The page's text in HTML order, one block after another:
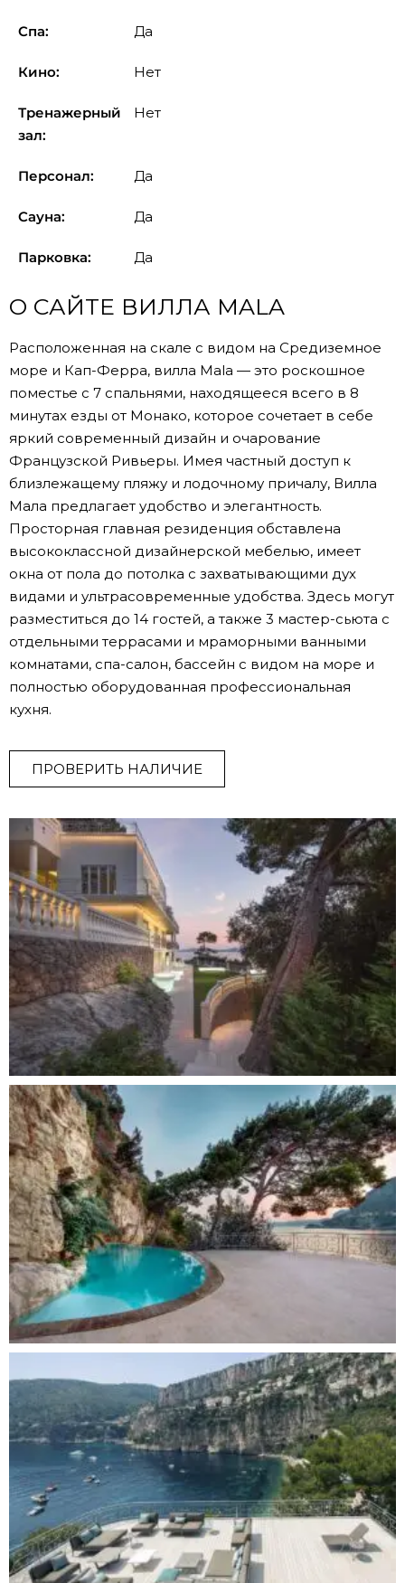
Спа: Да
Кино: Нет
Тренажерный
зал:
Нет
Персонал: Да
Сауна: Да
Парковка: Да
О САЙТЕ ВИЛЛА MALA
Расположенная на скале с видом на Средиземное
море и Кап-Ферра, вилла Mala — это роскошное
поместье с 7 спальнями, находящееся всего в 8
минутах езды от Монако, которое сочетает в себе
яркий современный дизайн и очарование
Французской Ривьеры. Имея частный доступ к
близлежащему пляжу и лодочному причалу, Вилла
Мала предлагает удобство и элегантность.
Просторная главная резиденция обставлена
высококлассной дизайнерской мебелью, имеет
окна от пола до потолка с захватывающими дух
видами и ультрасовременные удобства. Здесь могут
разместиться до 14 гостей, а также 3 мастер-сьюта с
отдельными террасами и мраморными ванными
комнатами, спа-салон, бассейн с видом на море и
полностью оборудованная профессиональная
кухня.
ПРОВЕРИТЬ НАЛИЧИЕ